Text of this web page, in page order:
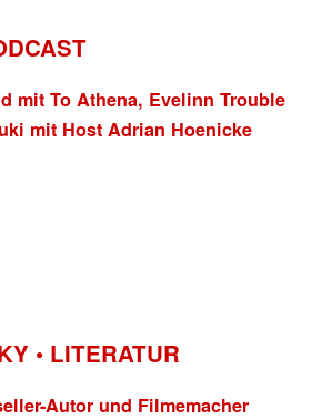
mit To Athena, Evelinn Trouble
mit Host Adrian Hoenicke
• LITERATUR
Autor und Filmemacher